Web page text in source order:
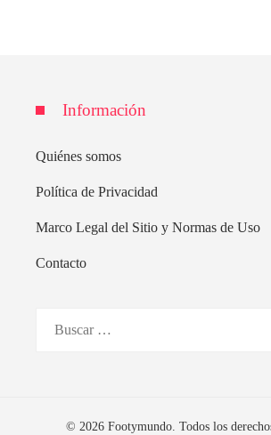
Información
Quiénes somos
Política de Privacidad
Marco Legal del Sitio y Normas de Uso
Contacto
© 2026 Footymundo. Todos los